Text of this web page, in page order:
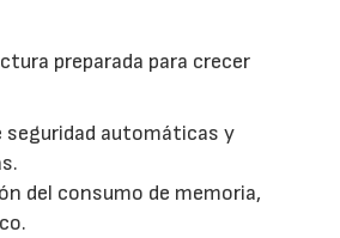
preparada para crecer
seguridad automáticas y
del consumo de memoria,